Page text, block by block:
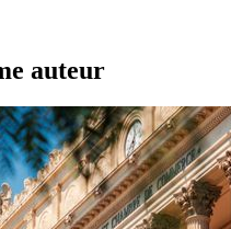
auteur